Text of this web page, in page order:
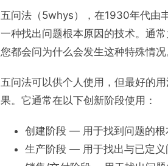
五问法（5whys），在1930年代由
一种找出问题根本原因的技术。通
您都会问为什么会发生这种特殊情况
五问法可以供个人使用，但最好的
果。它通常在以下创新阶段使用：
创建阶段 — 用于找到问题的根
生产阶段 — 用于找出与已定义